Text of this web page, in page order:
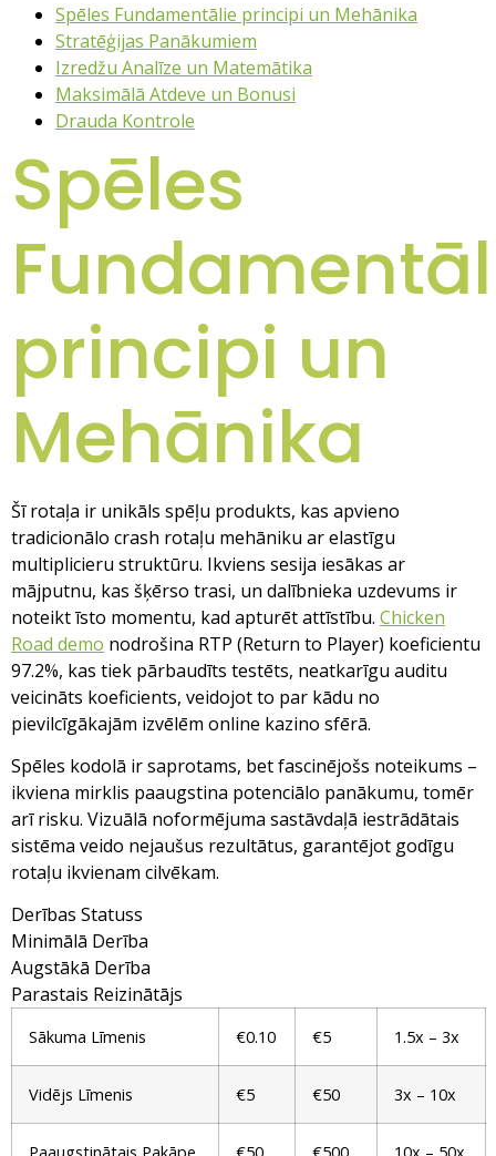
Spēles Fundamentālie principi un Mehānika
Stratēģijas Panākumiem
Izredžu Analīze un Matemātika
Maksimālā Atdeve un Bonusi
Drauda Kontrole
Spēles
principi un
Mehānika
Šī rotaļa ir unikāls spēļu produkts, kas apvieno
tradicionālo crash rotaļu mehāniku ar elastīgu
multiplicieru struktūru. Ikviens sesija iesākas ar
mājputnu, kas šķērso trasi, un dalībnieka uzdevums ir
noteikt īsto momentu, kad apturēt attīstību. Chicken
Road demo nodrošina RTP (Return to Player) koeficientu
97.2%, kas tiek pārbaudīts testēts, neatkarīgu auditu
veicināts koeficients, veidojot to par kādu no
pievilcīgākajām izvēlēm online kazino sfērā.
Spēles kodolā ir saprotams, bet fascinējošs noteikums –
ikviena mirklis paaugstina potenciālo panākumu, tomēr
arī risku. Vizuālā noformējuma sastāvdaļā iestrādātais
sistēma veido nejaušus rezultātus, garantējot godīgu
rotaļu ikvienam cilvēkam.
Derības Statuss
Minimālā Derība
Augstākā Derība
Parastais Reizinātājs
Sākuma Līmenis €0.10 €5 1.5x – 3x
Vidējs Līmenis €5 €50 3x – 10x